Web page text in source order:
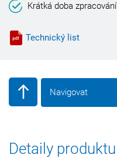
Krátká doba zpracování
Technický list
Navigovat
Detaily produktu